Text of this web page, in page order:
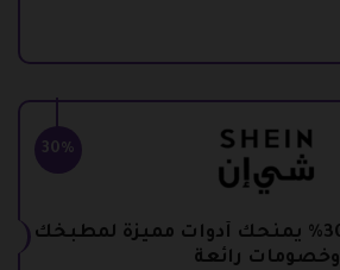
30%
كود خصم شي ان 30% يمنحك أدوات مميزة لمطبخك
وخصومات رائعة